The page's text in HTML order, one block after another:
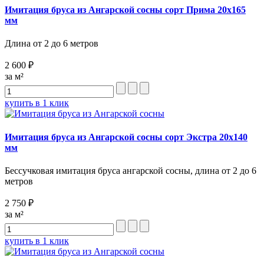
Имитация бруса из Ангарской сосны сорт Прима 20х165
мм
Длина от 2 до 6 метров
2 600 ₽
за м²
купить в 1 клик
Имитация бруса из Ангарской сосны сорт Экстра 20х140
мм
Бессучковая имитация бруса ангарской сосны, длина от 2 до 6
метров
2 750 ₽
за м²
купить в 1 клик